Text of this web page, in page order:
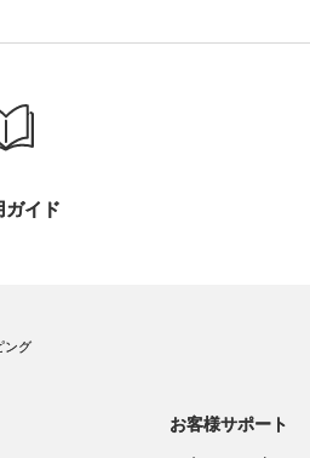
ガイド
ング
お客様サポート